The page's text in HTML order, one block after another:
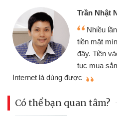
Trần Nhật
Nhiều
tiền mặt
đây. Tiền
tục mua
Internet là dùng được
Có thể bạn quan tâm?